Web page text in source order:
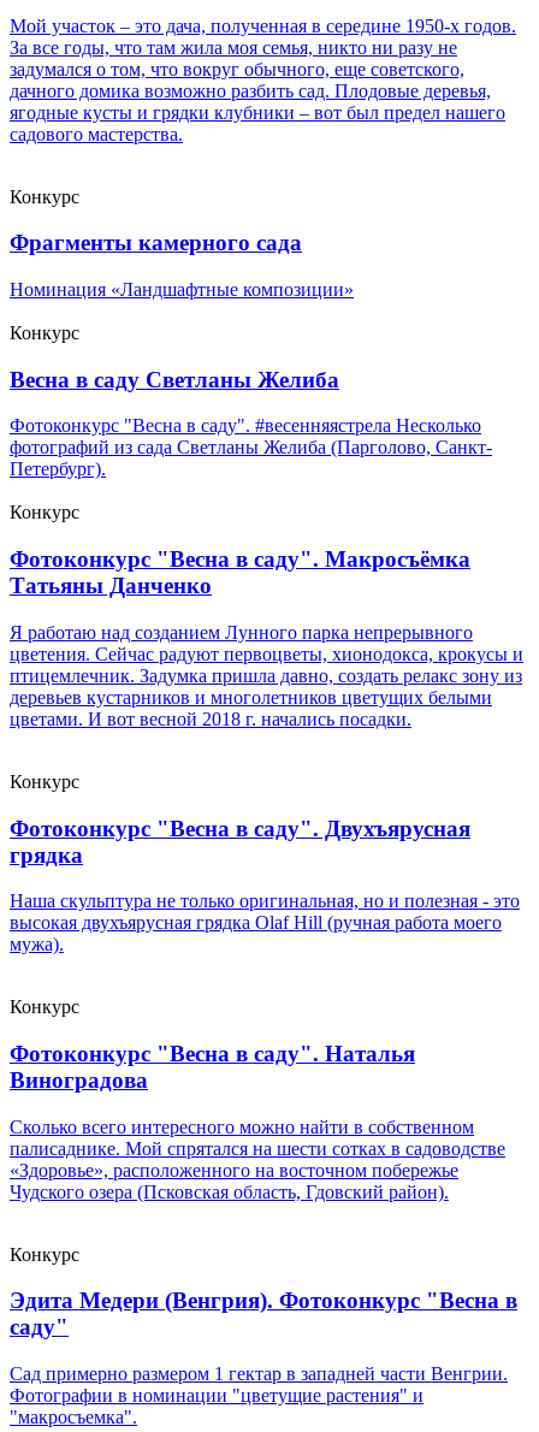
Мой участок – это дача, полученная в середине 1950-х годов.
За все годы, что там жила моя семья, никто ни разу не
задумался о том, что вокруг обычного, еще советского,
дачного домика возможно разбить сад. Плодовые деревья,
ягодные кусты и грядки клубники – вот был предел нашего
садового мастерства.
Конкурс
Фрагменты камерного сада
Номинация «Ландшафтные композиции»
Конкурс
Весна в саду Светланы Желиба
Фотоконкурс "Весна в саду". #весенняястрела Несколько
фотографий из сада Светланы Желиба (Парголово, Санкт-
Петербург).
Конкурс
Фотоконкурс "Весна в саду". Макросъёмка
Татьяны Данченко
Я работаю над созданием Лунного парка непрерывного
цветения. Сейчас радуют первоцветы, хионодокса, крокусы и
птицемлечник. Задумка пришла давно, создать релакс зону из
деревьев кустарников и многолетников цветущих белыми
цветами. И вот весной 2018 г. начались посадки.
Конкурс
Фотоконкурс "Весна в саду". Двухъярусная
грядка
Наша скульптура не только оригинальная, но и полезная - это
высокая двухъярусная грядка Olaf Hill (ручная работа моего
мужа).
Конкурс
Фотоконкурс "Весна в саду". Наталья
Виноградова
Сколько всего интересного можно найти в собственном
палисаднике. Мой спрятался на шести сотках в садоводстве
«Здоровье», расположенного на восточном побережье
Чудского озера (Псковская область, Гдовский район).
Конкурс
Эдита Медери (Венгрия). Фотоконкурс "Весна в
саду"
Сад примерно размером 1 гектар в западней части Венгрии.
Фотографии в номинации "цветущие растения" и
"макросъемка".